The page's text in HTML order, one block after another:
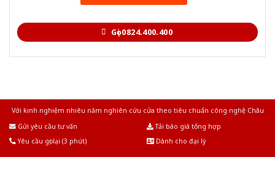
Gọi 0824.400.400
Với kinh nghiệm nhiêu năm nghiên cứu cửa theo tiêu chuẩn công nghệ Châu
Gửi yêu cầu tư vấn
Tải báo giá tổng hợp
Yêu cầu gọi lại (3 phút)
Dành cho đại lý